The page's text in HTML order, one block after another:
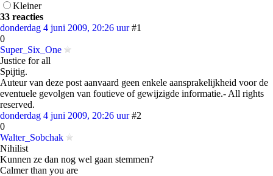
Kleiner
33 reacties
donderdag 4 juni 2009, 20:26 uur #1
0
Super_Six_One
Justice for all
Spijtig.
Auteur van deze post aanvaard geen enkele aansprakelijkheid voor de
eventuele gevolgen van foutieve of gewijzigde informatie.- All rights
reserved.
donderdag 4 juni 2009, 20:26 uur #2
0
Walter_Sobchak
Nihilist
Kunnen ze dan nog wel gaan stemmen?
Calmer than you are